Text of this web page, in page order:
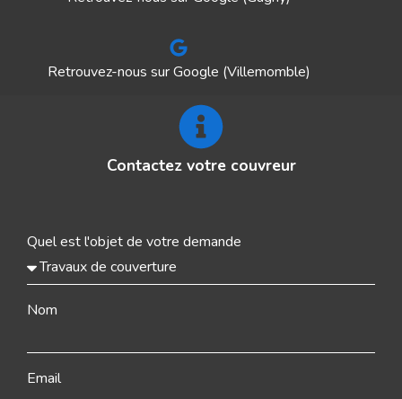
Retrouvez-nous sur Google (Villemomble)
Contactez votre couvreur
Quel est l'objet de votre demande
Nom
Email